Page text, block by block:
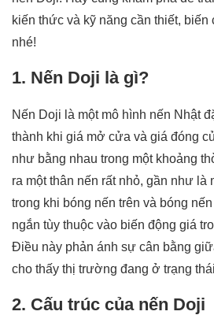
kiến thức và kỹ năng cần thiết,
nhé!
1. Nến Doji là gì?
Nến Doji là một mô hình nến Nhật
thành khi giá mở cửa và giá đóng
như bằng nhau trong một khoảng
ra một thân nến rất nhỏ, gần như là
trong khi bóng nến trên và bóng
ngắn tùy thuộc vào biến động giá
Điều này phản ánh sự cân bằng
cho thấy thị trường đang ở trạng
2. Cấu trúc của nến Doji